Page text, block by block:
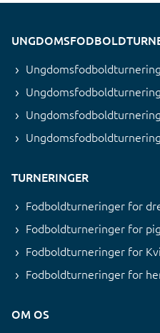
TURNERINGER
Fodboldturneringer for
Fodboldturneringer for
Fodboldturneringer for
Fodboldturneringer for
OM OS